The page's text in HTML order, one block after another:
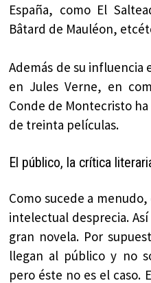
España, como El
Bâtard de Mauléon,
Además de su influencia
en Jules Verne, en
Conde de Montecristo
de treinta películas.
El público, la crítica
Como sucede a
intelectual desprecia.
gran novela. Por
llegan al público y no
pero éste no es el caso.